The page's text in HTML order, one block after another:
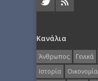
Κανάλια
Άνθρωπος Γενικά
Ιστορία
Οικονομία